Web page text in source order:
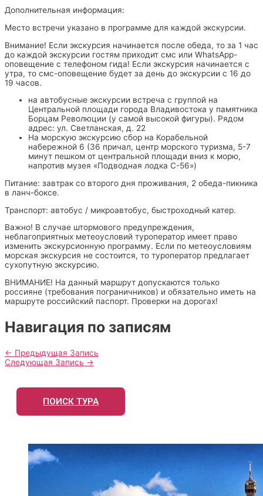
Дополнительная информация:
Место встречи указано в программе для каждой экскурсии.
Внимание! Если экскурсия начинается после обеда, то за 1 час
до каждой экскурсии гостям приходит смс или WhatsApp-
оповещение с телефоном гида! Если экскурсия начинается с
утра, то смс-оповещение будет за день до экскурсии с 16 до
19 часов.
на автобусные экскурсии встреча с группой на
Центральной площади города Владивостока у памятника
Борцам Революции (у самой высокой фигуры). Рядом
адрес: ул. Светланская, д. 22
На морскую экскурсию сбор на Корабельной
набережной 6 (36 причал, центр морского туризма, 5-7
минут пешком от центральной площади вниз к морю,
напротив музея «Подводная лодка С-56»)
Питание: завтрак со второго дня проживания, 2 обеда-пикника
в ланч-боксе.
Транспорт: автобус / микроавтобус, быстроходный катер.
Важно! В случае штормового предупреждения,
неблагоприятных метеоусловий туроператор имеет право
изменить экскурсионную программу. Если по метеоусловиям
морская экскурсия не состоится, то туроператор предлагает
сухопутную экскурсию.
ВНИМАНИЕ! На данный маршрут допускаются только
россияне (требования пограничников) и обязательно иметь на
маршруте российский паспорт. Проверки на дорогах!
Навигация по записям
← Предыдущая Запись
Следующая Запись →
ПОИСК ТУРА